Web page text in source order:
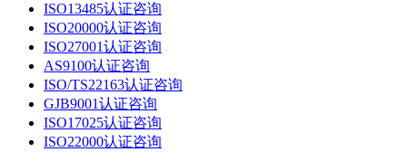
ISO13485认证咨询
ISO20000认证咨询
ISO27001认证咨询
AS9100认证咨询
ISO/TS22163认证咨询
GJB9001认证咨询
ISO17025认证咨询
ISO22000认证咨询